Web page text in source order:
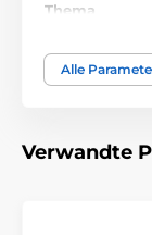
Thema
Alle
Verwandte